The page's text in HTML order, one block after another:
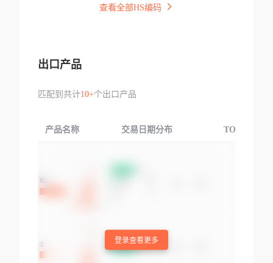
查看全部HS编码
出口产品
匹配到共计10+个出口产品
产品名称 交易日期分布 TOP3交易国
登录查看更多